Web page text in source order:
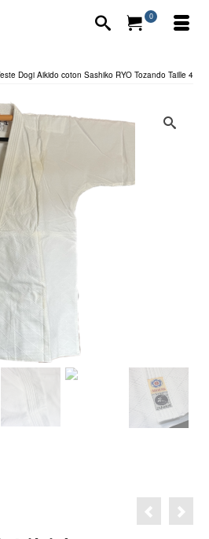
0
Dogi Aikido coton Sashiko RYO Tozando Taille 4